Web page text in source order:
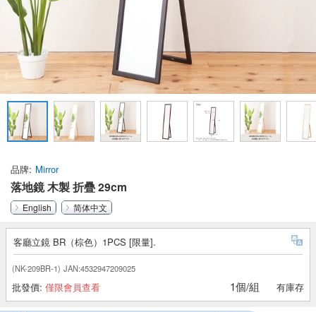
品牌 Mirror
落地鏡 木製 折疊 29cm
English 简体中文
客廳立鏡 BR（棕色）1PCS [限量].
(NK-209BR-1) JAN:4532947209025
批發價: 僅限會員查看 1個/組 有庫存